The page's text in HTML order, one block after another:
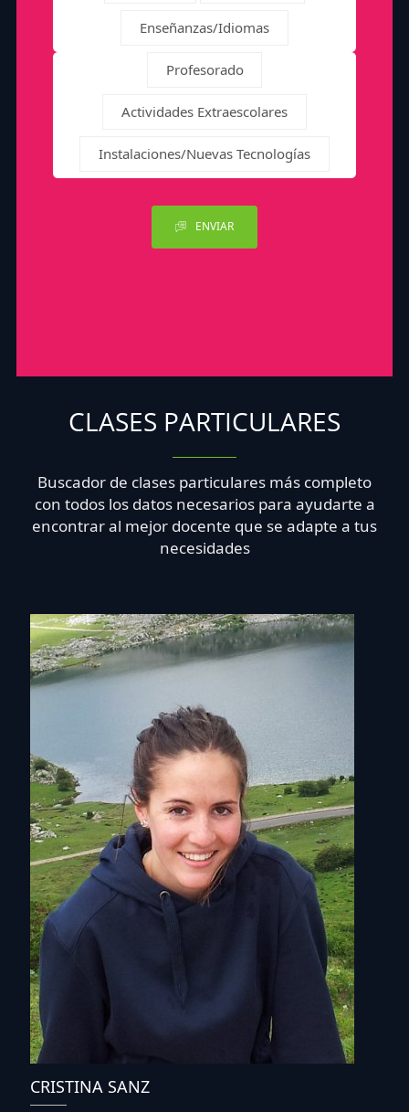
Enseñanzas/Idiomas
Profesorado
Actividades Extraescolares
Instalaciones/Nuevas Tecnologías
ENVIAR
CLASES PARTICULARES
Buscador de clases particulares más completo
con todos los datos necesarios para ayudarte a
encontrar al mejor docente que se adapte a tus
necesidades
CRISTINA SANZ